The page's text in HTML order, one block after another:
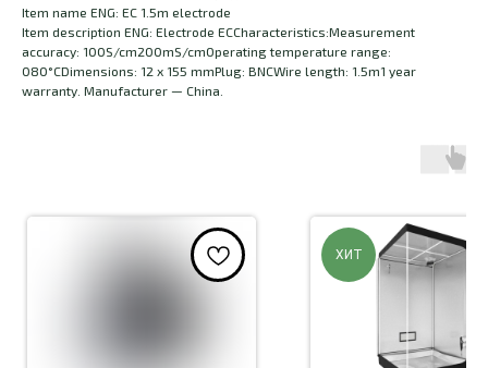
Item name ENG: EC 1.5m electrode
Item description ENG: Electrode ECCharacteristics:Measurement
accuracy: 100S/cm200mS/cmOperating temperature range:
080°CDimensions: 12 x 155 mmPlug: BNCWire length: 1.5m1 year
warranty. Manufacturer — China.
ХИТ